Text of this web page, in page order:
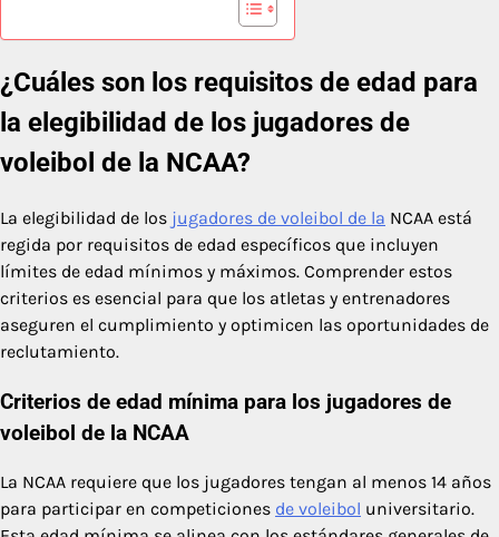
¿Cuáles son los requisitos de edad para
la elegibilidad de los jugadores de
voleibol de la NCAA?
La elegibilidad de los jugadores de voleibol de la NCAA está
regida por requisitos de edad específicos que incluyen
límites de edad mínimos y máximos. Comprender estos
criterios es esencial para que los atletas y entrenadores
aseguren el cumplimiento y optimicen las oportunidades de
reclutamiento.
Criterios de edad mínima para los jugadores de
voleibol de la NCAA
La NCAA requiere que los jugadores tengan al menos 14 años
para participar en competiciones de voleibol universitario.